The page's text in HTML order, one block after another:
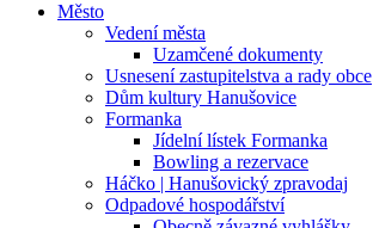
Město
Vedení města
Uzamčené dokumenty
Usnesení zastupitelstva a rady obce
Dům kultury Hanušovice
Formanka
Jídelní lístek Formanka
Bowling a rezervace
Háčko | Hanušovický zpravodaj
Odpadové hospodářství